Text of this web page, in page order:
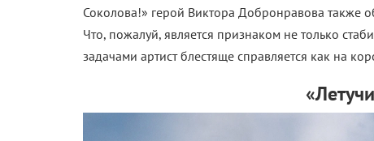
Соколова!» герой Виктора Добронравова также
Что, пожалуй, является признаком не только
задачами артист блестяще справляется как на